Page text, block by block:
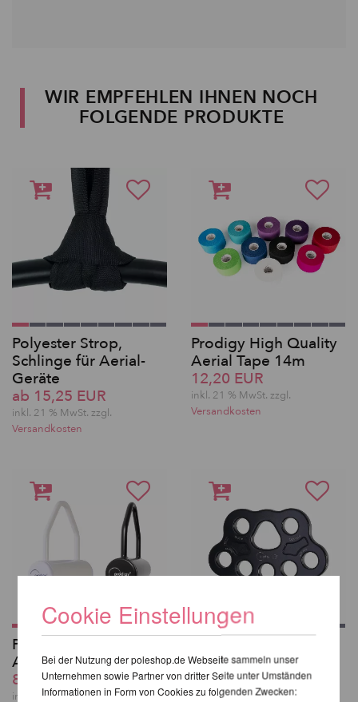
WIR EMPFEHLEN IHNEN NOCH
FOLGENDE PRODUKTE
Polyester Strop,
Schlinge für Aerial-
Geräte
ab 15,25 EUR
inkl. 21 % MwSt. zzgl.
Versandkosten
Prodigy High Quality
Aerial Tape 14m
12,20 EUR
inkl. 21 % MwSt. zzgl.
Versandkosten
Prodigy Vertikaltuch
Aufhängung
80,33 EUR
inkl. 21 % MwSt. zzgl.
Aufhängungsplatte
für Luftakrobatik –
Prodigy
Cookie Einstellungen
Bei der Nutzung der poleshop.de Webseite sammeln unser
Unternehmen sowie Partner von dritter Seite unter Umständen
Informationen in Form von Cookies zu folgenden Zwecken: